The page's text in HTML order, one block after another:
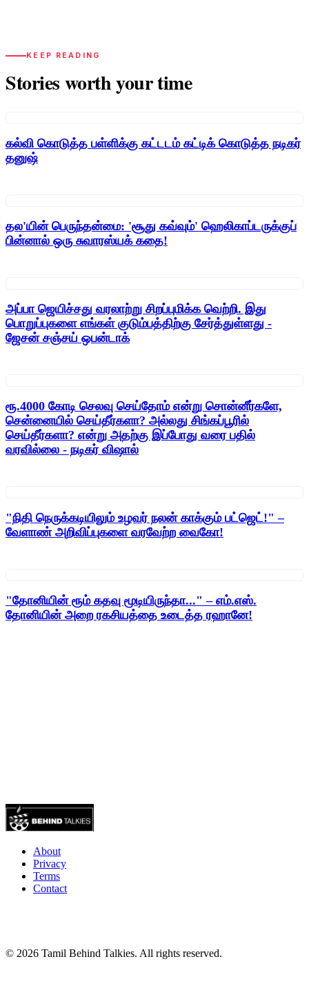
KEEP READING
Stories worth your time
கல்வி கொடுத்த பள்ளிக்கு கட்டடம் கட்டிக் கொடுத்த நடிகர்
தனுஷ்
தல'யின் பெருந்தன்மை: 'சூது கவ்வும்' ஹெலிகாப்டருக்குப்
பின்னால் ஒரு சுவாரஸ்யக் கதை!
அப்பா ஜெயிச்சது வரலாற்று சிறப்புமிக்க வெற்றி. இது
பொறுப்புகளை எங்கள் குடும்பத்திற்கு சேர்த்துள்ளது -
ஜேசன் சஞ்சய் ஒபன்டாக்
ரூ.4000 கோடி செலவு செய்தோம் என்று சொன்னீர்களே,
சென்னையில் செய்தீர்களா? அல்லது சிங்கப்பூரில்
செய்தீர்களா? என்று அதற்கு இப்போது வரை பதில்
வரவில்லை - நடிகர் விஷால்
"நிதி நெருக்கடியிலும் உழவர் நலன் காக்கும் பட்ஜெட்!" –
வேளாண் அறிவிப்புகளை வரவேற்ற வைகோ!
"தோனியின் ரூம் கதவு மூடியிருந்தா..." – எம்.எஸ்.
தோனியின் அறை ரகசியத்தை உடைத்த ரஹானே!
About
Privacy
Terms
Contact
© 2026 Tamil Behind Talkies. All rights reserved.